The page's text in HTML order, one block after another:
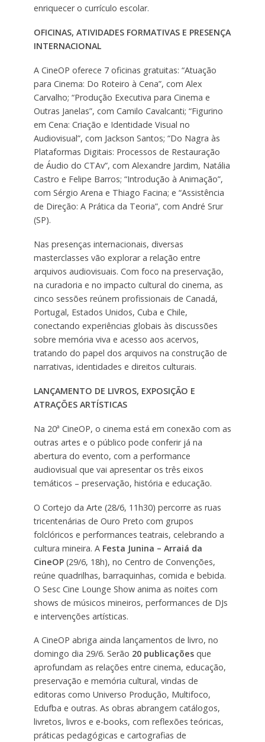
enriquecer o currículo escolar.
OFICINAS, ATIVIDADES FORMATIVAS E PRESENÇA
INTERNACIONAL
A CineOP oferece 7 oficinas gratuitas: “Atuação
para Cinema: Do Roteiro à Cena”, com Alex
Carvalho; “Produção Executiva para Cinema e
Outras Janelas”, com Camilo Cavalcanti; “Figurino
em Cena: Criação e Identidade Visual no
Audiovisual”, com Jackson Santos; “Do Nagra às
Plataformas Digitais: Processos de Restauração
de Áudio do CTAv”, com Alexandre Jardim, Natália
Castro e Felipe Barros; “Introdução à Animação”,
com Sérgio Arena e Thiago Facina; e “Assistência
de Direção: A Prática da Teoria”, com André Srur
(SP).
Nas presenças internacionais, diversas
masterclasses vão explorar a relação entre
arquivos audiovisuais. Com foco na preservação,
na curadoria e no impacto cultural do cinema, as
cinco sessões reúnem profissionais de Canadá,
Portugal, Estados Unidos, Cuba e Chile,
conectando experiências globais às discussões
sobre memória viva e acesso aos acervos,
tratando do papel dos arquivos na construção de
narrativas, identidades e direitos culturais.
LANÇAMENTO DE LIVROS, EXPOSIÇÃO E
ATRAÇÕES ARTÍSTICAS
Na 20ª CineOP, o cinema está em conexão com as
outras artes e o público pode conferir já na
abertura do evento, com a performance
audiovisual que vai apresentar os três eixos
temáticos – preservação, história e educação.
O Cortejo da Arte (28/6, 11h30) percorre as ruas
tricentenárias de Ouro Preto com grupos
folclóricos e performances teatrais, celebrando a
cultura mineira. A Festa Junina – Arraiá da
CineOP(29/6, 18h), no Centro de Convenções,
reúne quadrilhas, barraquinhas, comida e bebida.
O Sesc Cine Lounge Show anima as noites com
shows de músicos mineiros, performances de DJs
e intervenções artísticas.
A CineOP abriga ainda lançamentos de livro, no
domingo dia 29/6. Serão 20 publicações que
aprofundam as relações entre cinema, educação,
preservação e memória cultural, vindas de
editoras como Universo Produção, Multifoco,
Edufba e outras. As obras abrangem catálogos,
livretos, livros e e-books, com reflexões teóricas,
práticas pedagógicas e cartografias de